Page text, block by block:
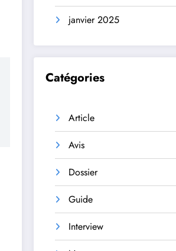
janvier 2025
Catégories
Article
Avis
Dossier
Guide
Interview